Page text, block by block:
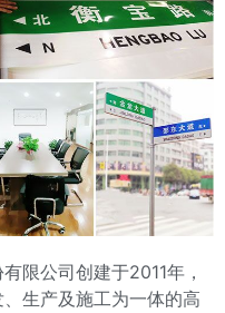
限公司创建于2011年，
生产及施工为一体的高